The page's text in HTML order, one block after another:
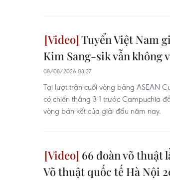
Tuyển Việt Nam
Kim Sang-sik vẫn không
08/08/2026 03:37
Tại lượt trận cuối vòng bảng ASEAN
có chiến thắng 3-1 trước Campuchia
vòng bán kết của giải đấu năm nay.
66 đoàn võ thuật
Võ thuật quốc tế Hà Nội